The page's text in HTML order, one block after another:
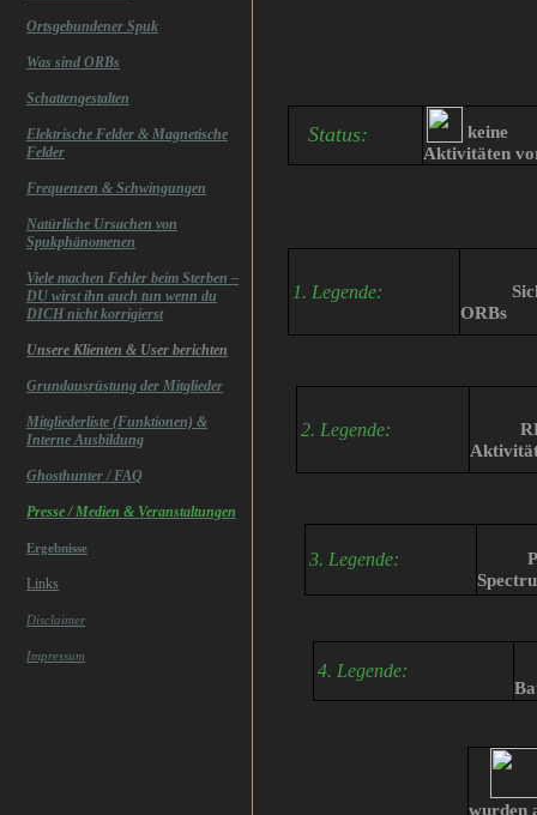
Ortsgebundener Spuk
Was sind ORBs
Schattengestalten
Elektrische Felder & Magnetische
Felder
Frequenzen & Schwingungen
Natürliche Ursachen von
Spukphänomenen
Viele machen Fehler beim Sterben –
DU wirst ihn auch tun wenn du
DICH nicht korrigierst
Unsere Klienten & User berichten
Grundausrüstung der Mitglieder
Mitgliederliste (Funktionen) &
Interne Ausbildung
Ghosthunter / FAQ
Presse / Medien & Veranstaltungen
Ergebnisse
Links
Disclaimer
Impressum
Status:
keine
Aktivitäten
1. Legende:
ORBs
2. Legende:
3. Legende:
4. Legende:
wurden